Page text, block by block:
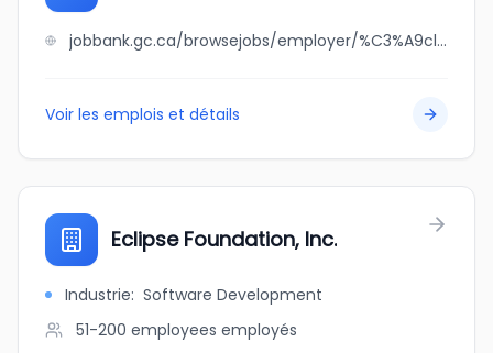
jobbank.gc.ca/browsejobs/employer/%C3%A9clipse+entreprise+d%27insertion/ca
Voir les emplois et détails
Eclipse Foundation, Inc.
Industrie: Software Development
51-200 employees employés